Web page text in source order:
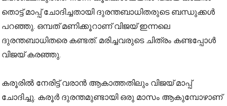
തൊട്ട് മാപ്പ് ചോദിച്ചതായി ദുരന്തബാധിതരുടെ ബന്ധുക്കൾ
പറഞ്ഞു. ഒമ്പത് മണിക്കൂറാണ് വിജയ് ഇന്നലെ
ദുരന്തബാധിതരെ കണ്ടത്. മരിച്ചവരുടെ ചിത്രം കണ്ടപ്പോൾ
വിജയ് കരഞ്ഞു.
കരൂരിൽ നേരിട്ട് വരാൻ ആകാത്തതിലും വിജയ് മാപ്പ്
ചോദിച്ചു. കരൂര്‍ ദുരന്തമുണ്ടായി ഒരു മാസം ആകുമ്പോഴാണ്